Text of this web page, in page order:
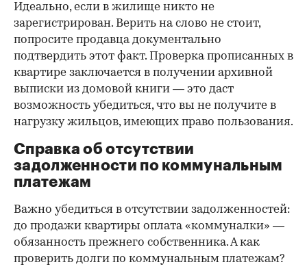
Идеально, если в жилище никто не
зарегистрирован. Верить на слово не стоит,
попросите продавца документально
подтвердить этот факт. Проверка прописанных в
квартире заключается в получении архивной
выписки из домовой книги — это даст
возможность убедиться, что вы не получите в
нагрузку жильцов, имеющих право пользования.
Справка об отсутствии
задолженности по коммунальным
платежам
Важно убедиться в отсутствии задолженностей:
до продажи квартиры оплата «коммуналки» —
обязанность прежнего собственника. А как
проверить долги по коммунальным платежам?